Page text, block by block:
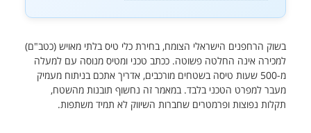
בשוק הרחפנים הישראלי הצומח, בחירת כלי טיס בלתי מאויש (כטב"ם)
למכירה אינה החלטה פשוטה. ככתב טכני ומטיס מנוסה עם למעלה
מ-500 שעות טיסה בשטחים מורכבים, אדריך אתכם בניתוח מעמיק
מעבר למפרט הטכני בלבד. במאמר זה נחשוף תובנות מהשטח,
תקלות נפוצות ופרמטרים שחברות השיווק לא תמיד משתפות.